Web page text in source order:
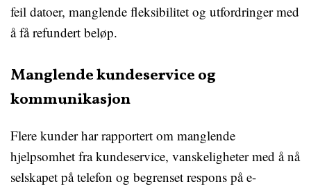
feil datoer, manglende fleksibilitet og utfordringer med
å få refundert beløp.
Manglende kundeservice og
kommunikasjon
Flere kunder har rapportert om manglende
hjelpsomhet fra kundeservice, vanskeligheter med å nå
selskapet på telefon og begrenset respons på e-